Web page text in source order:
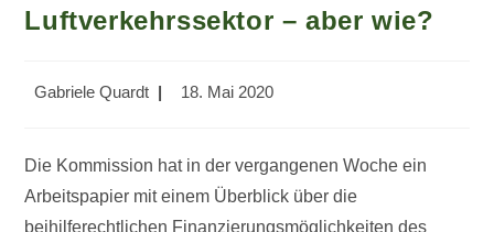
Luftverkehrssektor – aber wie?
Beitrags-
Gabriele Quardt
Beitrag
18. Mai 2020
Die Kommission hat in der vergangenen Woche ein
Arbeitspapier mit einem Überblick über die
beihilferechtlichen Finanzierungsmöglichkeiten des